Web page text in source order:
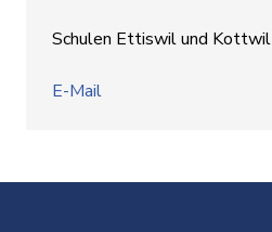
Schulen Ettiswil und Kottwil
E-Mail